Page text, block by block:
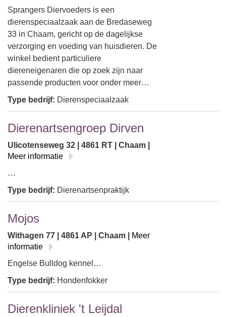
Sprangers Diervoeders is een
dierenspeciaalzaak aan de Bredaseweg
33 in Chaam, gericht op de dagelijkse
verzorging en voeding van huisdieren. De
winkel bedient particuliere
diereneigenaren die op zoek zijn naar
passende producten voor onder meer…
Type bedrijf: Dierenspeciaalzaak
Dierenartsengroep Dirven
Ulicotenseweg 32 | 4861 RT | Chaam |
Meer informatie
…
Type bedrijf: Dierenartsenpraktijk
Mojos
Withagen 77 | 4861 AP | Chaam |
Meer
informatie
Engelse Bulldog kennel…
Type bedrijf: Hondenfokker
Dierenkliniek 't Leijdal